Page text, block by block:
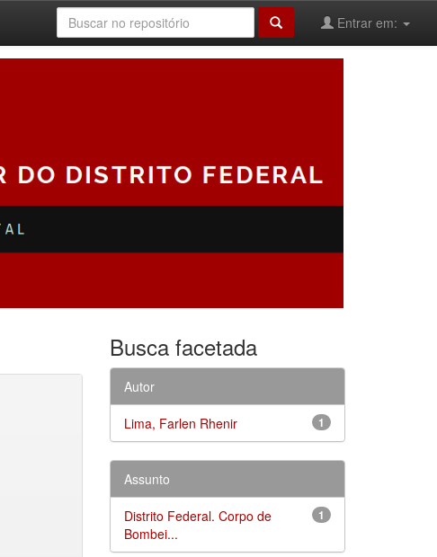
Entrar em:
Busca facetada
Autor
1
Lima, Farlen Rhenir
Assunto
1
Distrito Federal. Corpo de
Bombei...